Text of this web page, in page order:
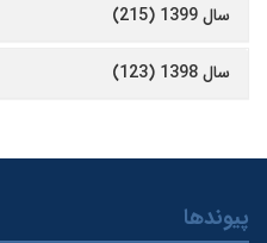
سال 1399 (215)
سال 1398 (123)
پیوندها